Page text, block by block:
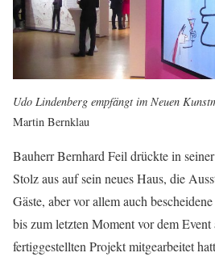
Udo Lindenberg empfängt im Neuen
Martin Bernklau
Bauherr Bernhard Feil drückte in
Stolz aus auf sein neues Haus, die
Gäste, aber vor allem auch
bis zum letzten Moment vor dem Event
fertiggestellten Projekt mitgearbeitet